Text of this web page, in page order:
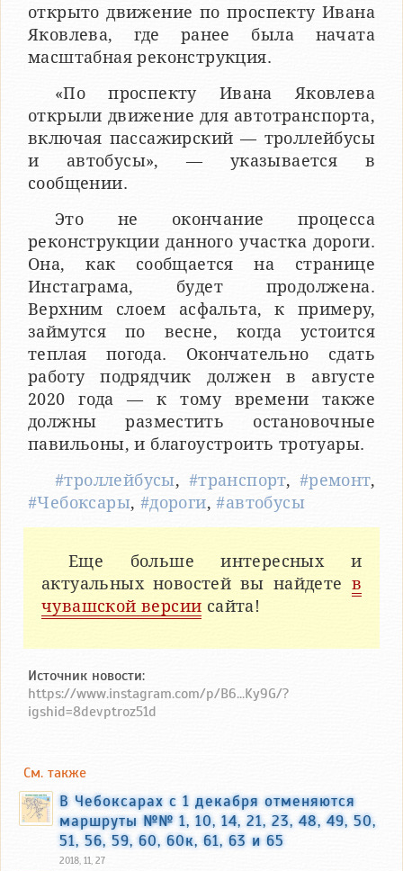
открыто движение по проспекту Ивана
Яковлева, где ранее была начата
масштабная реконструкция.
«По проспекту Ивана Яковлева
открыли движение для автотранспорта,
включая пассажирский — троллейбусы
и автобусы», — указывается в
сообщении.
Это не окончание процесса
реконструкции данного участка дороги.
Она, как сообщается на странице
Инстаграма, будет продолжена.
Верхним слоем асфальта, к примеру,
займутся по весне, когда устоится
теплая погода. Окончательно сдать
работу подрядчик должен в августе
2020 года — к тому времени также
должны разместить остановочные
павильоны, и благоустроить тротуары.
#троллейбусы, #транспорт, #ремонт,
#Чебоксары, #дороги,#автобусы
Еще больше интересных и
актуальных новостей вы найдете в
чувашской версии сайта!
Источник новости:
https://www.instagram.com/p/B6...Ky9G/?
igshid=8devptroz51d
См. также
В Чебоксарах с 1 декабря отменяются
маршруты №№ 1, 10, 14, 21, 23, 48, 49, 50,
51, 56, 59, 60, 60к, 61, 63 и 65
2018, 11, 27